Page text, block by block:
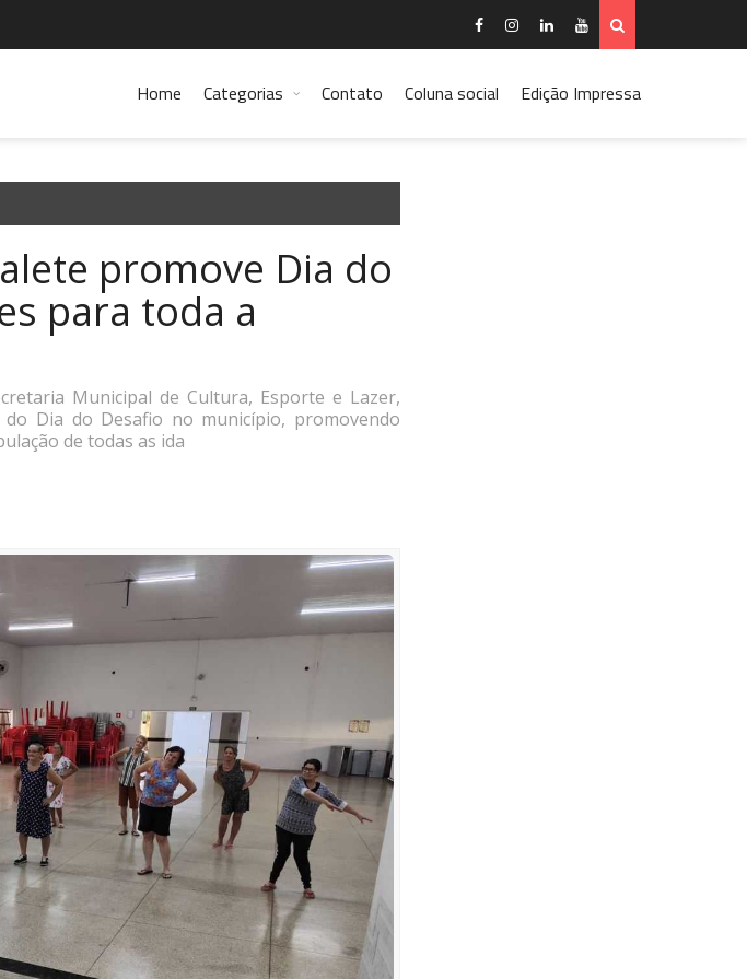
Home Categorias Contato Coluna social Edição Impressa
promove Dia do
para toda a
Municipal de Cultura, Esporte e Lazer,
Dia do Desafio no município, promovendo
de todas as ida